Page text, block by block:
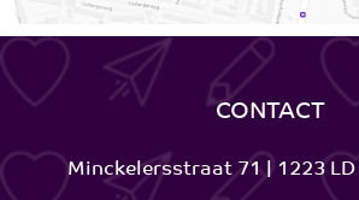
Sla bij de stoplichten rechtsaf naar de
Weg vervolgen over de Professor
over de Kleine Drift naar de
de linkerhand) parkeren in de wijk.
Via A1 vanuit Amsterdam
Neem afslag 9-Laren richting Laren/
Volg de 2 linkerrijstroken om linksaf
CONTACT
Minckelersstraat 71 | 1223 LD